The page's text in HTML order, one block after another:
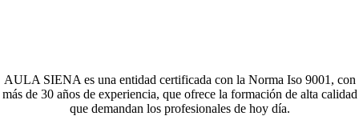
AULA SIENA es una entidad certificada con la Norma Iso 9001, con
más de 30 años de experiencia, que ofrece la formación de alta calidad
que demandan los profesionales de hoy día.